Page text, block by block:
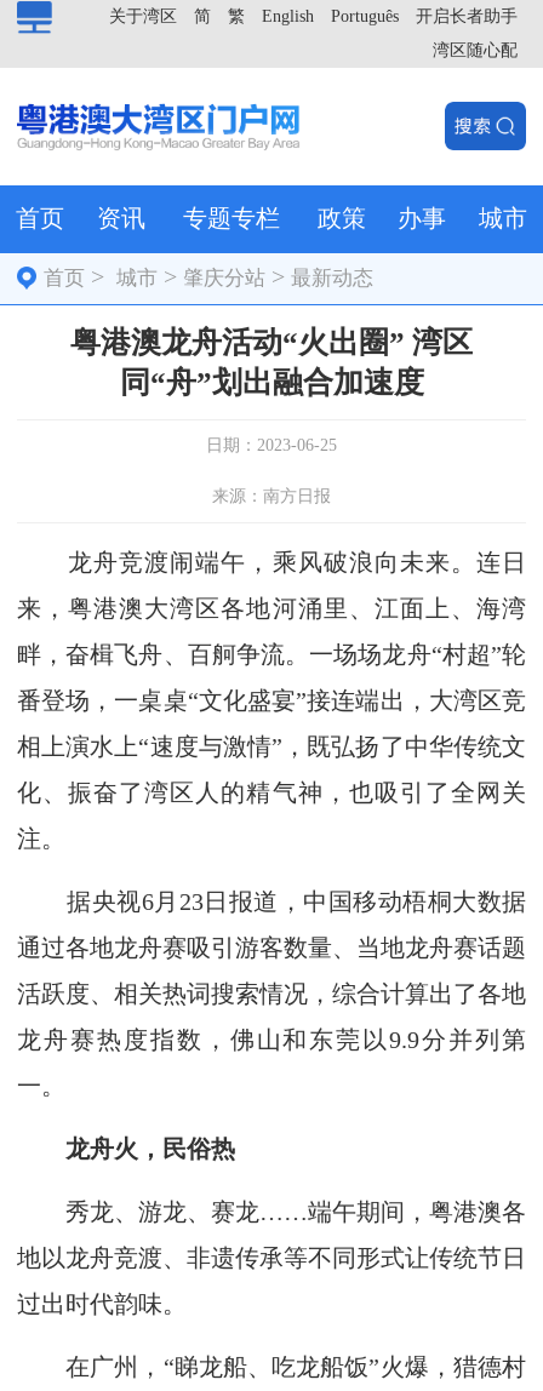
开启长者助手
Português
English
繁
简
关于湾区
湾区随心配
首页 资讯 专题专栏 政策 办事 城市
首页 >城市 > 肇庆分站 >最新动态
粤港澳龙舟活动“火出圈” 湾区
同“舟”划出融合加速度
日期：2023-06-25
来源：南方日报
龙舟竞渡闹端午，乘风破浪向未来。连日
来，粤港澳大湾区各地河涌里、江面上、海湾
畔，奋楫飞舟、百舸争流。一场场龙舟“村超”轮
番登场，一桌桌“文化盛宴”接连端出，大湾区竞
相上演水上“速度与激情”，既弘扬了中华传统文
化、振奋了湾区人的精气神，也吸引了全网关
注。
据央视6月23日报道，中国移动梧桐大数据
通过各地龙舟赛吸引游客数量、当地龙舟赛话题
活跃度、相关热词搜索情况，综合计算出了各地
龙舟赛热度指数，佛山和东莞以9.9分并列第
一。
龙舟火，民俗热
秀龙、游龙、赛龙……端午期间，粤港澳各
地以龙舟竞渡、非遗传承等不同形式让传统节日
过出时代韵味。
在广州，“睇龙船、吃龙船饭”火爆，猎德村